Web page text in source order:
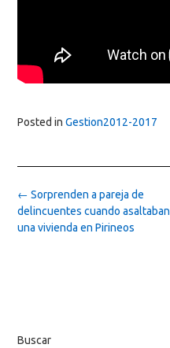
Posted in Gestion2012-2017
Post
navigation
← Sorprenden a pareja de
delincuentes cuando asaltaban
una vivienda en Pirineos
Buscar